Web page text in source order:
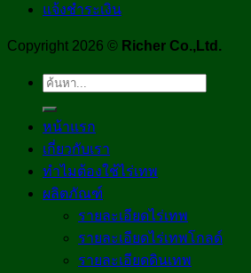
แจ้งชำระเงิน
Copyright 2026 © Richer Co.,Ltd.
ค้นหา:
หน้าแรก
เกี่ยวกับเรา
ทำไมต้องใช้ไร่เทพ
ผลิตภัณฑ์
รายละเอียดไร่เทพ
รายละเอียดไร่เทพโกลด์
รายละเอียดดินเทพ